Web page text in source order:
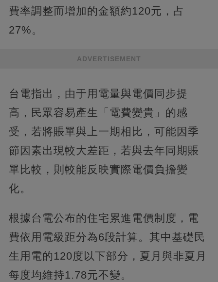
費率調整而增加的金額約120元，占
27%。
ADVERTISEMENT
台電指出，由于用電量與電價同步提
高，民眾容易產生「電費變貴」的感
受，若將賬單與上一期相比，可能因季
節因素出現較大差距，若與去年同期賬
單比較，則較能反映實際電價負擔變
化。
根據台電公布的住宅累進電價制度，電
費依用電級距分為6段計算。其中基礎民
生用電的120度以下部分，夏月與非夏月
每度均維持1.78元不變。